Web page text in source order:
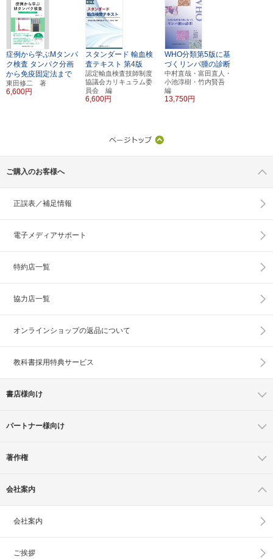
症例から学ぶMタンパ
ク検査 タンパク分画
から免疫固定法まで
東田修二 著
6,600円
スタンダード 輸血検
査テキスト 第4版
認定輸血検査技師制度
協議会カリキュラム委
員会 編
6,600円
WHO分類第5版に基
づくリンパ腫の診断
中村直哉・富田直人・
小池淳樹・竹内賢吾
編
13,750円
ご購入のお客様へ
正誤表／補足情報
電子メディアサポート
特約店一覧
協力店一覧
オンラインショップの返品について
教科書採用特典サービス
書店様向け
パートナー様向け
著作権
会社案内
会社案内
ご挨拶